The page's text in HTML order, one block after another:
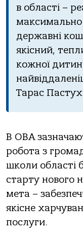
в області –
державні
якісний,
кожної
Тарас
В ОВА
робота з
школи області
старту нового
мета –
якісне
послуги.